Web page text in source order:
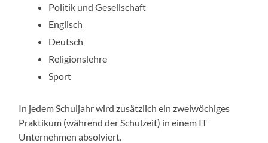
Politik und Gesellschaft
Englisch
Deutsch
Religionslehre
Sport
In jedem Schuljahr wird zusätzlich ein zweiwöchiges
Praktikum (während der Schulzeit) in einem IT
Unternehmen absolviert.